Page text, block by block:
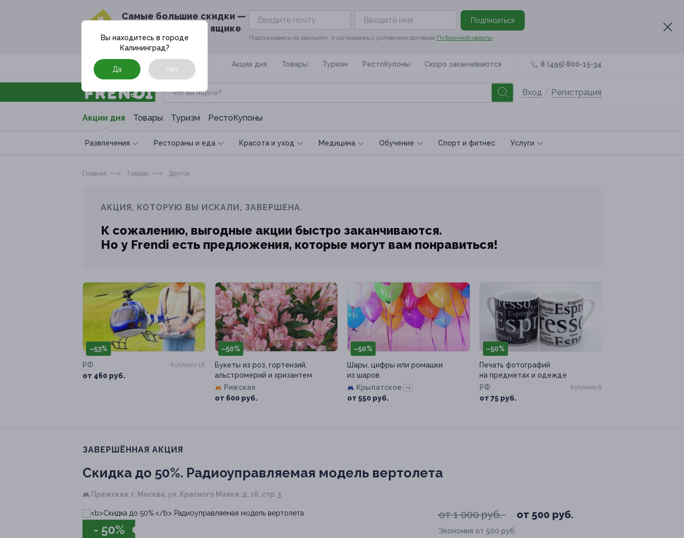
Cамые большие скидки —
в твоём почтовом ящике
Подписаться
Подписываясь на рассылку, я соглашаюсь с условиями договора Публичной оферты
Москва Акции дня Товары Туризм РестоКупоны Скоро заканчиваются 8 (495) 800-15-34
Вход / Регистрация
Акции дня Товары Туризм РестоКупоны
Развлечения Рестораны и еда Красота и уход Медицина Обучение Спoрт и фитнес Услуги
Вы находитесь в городе
Калининград?
Да Нет
Главная Товары Другое
АКЦИЯ, КОТОРУЮ ВЫ ИСКАЛИ, ЗАВЕРШЕНА.
К сожалению, выгодные акции быстро заканчиваются.
Но у Frendi есть предложения, которые могут вам понравиться!
–53%
РФ
от 460 руб.
Куплено 16
–50%
Букеты из роз, гортензий,
альстромерий и хризантем
Рижская
от 600 руб.
–50%
Шары, цифры или ромашки
из шаров
Крылатское
+1
от 550 руб.
–50%
Печать фотографий
на предметах и одежде
РФ
от 75 руб.
Куплено 6
ЗАВЕРШЁННАЯ АКЦИЯ
Скидка до 50%. Радиоуправляемая модель вертолета
Пражская, г. Москва, ул. Красного Маяка, д. 16, стр. 3
- 50%
от 1 000 руб. от 500 руб.
Экономия от 500 руб.